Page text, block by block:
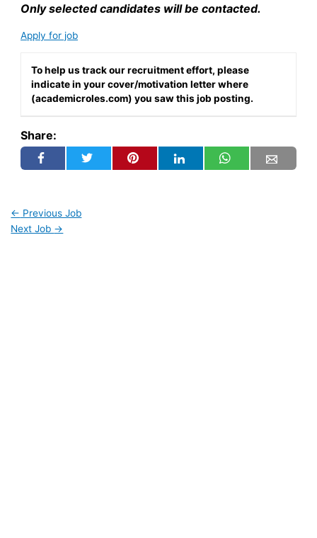
Only selected candidates will be contacted.
Apply for job
To help us track our recruitment effort, please
indicate in your cover/motivation letter where
(academicroles.com) you saw this job posting.
Share:
← Previous Job
Next Job →